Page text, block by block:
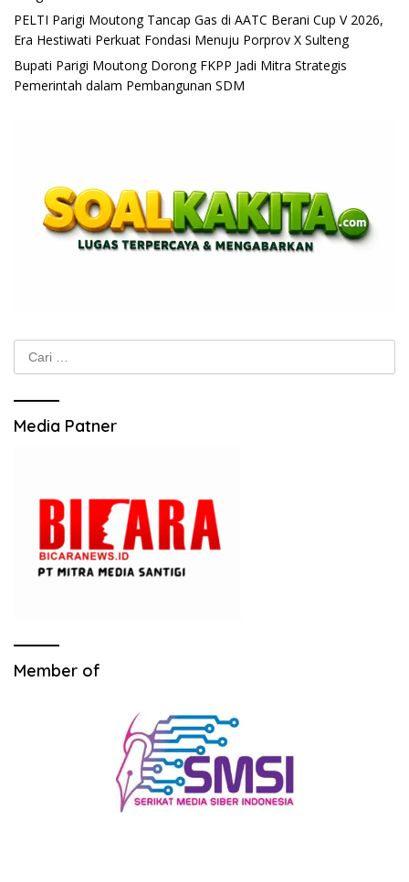
PELTI Parigi Moutong Tancap Gas di AATC Berani Cup V 2026,
Era Hestiwati Perkuat Fondasi Menuju Porprov X Sulteng
Bupati Parigi Moutong Dorong FKPP Jadi Mitra Strategis
Pemerintah dalam Pembangunan SDM
Cari
untuk:
Media Patner
Member of